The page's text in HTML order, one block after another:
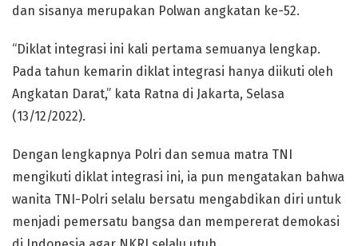
dan sisanya merupakan Polwan angkatan ke-52.
“Diklat integrasi ini kali pertama semuanya lengkap.
Pada tahun kemarin diklat integrasi hanya diikuti oleh
Angkatan Darat,” kata Ratna di Jakarta, Selasa
(13/12/2022).
Dengan lengkapnya Polri dan semua matra TNI
mengikuti diklat integrasi ini, ia pun mengatakan bahwa
wanita TNI-Polri selalu bersatu mengabdikan diri untuk
menjadi pemersatu bangsa dan mempererat demokasi